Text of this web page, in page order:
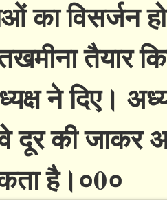
का विसर्जन
तैयार
ने दिए।
वे दूर की जाकर
है।०0०